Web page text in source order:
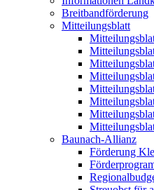
Breitbandförderung
Mitteilungsblatt
Baunach-Allianz
Förderung